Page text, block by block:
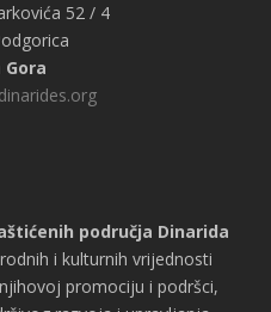
52 / 4
Gora
područja Dinarida
i kulturnih vrijednosti
promociju i podršci,